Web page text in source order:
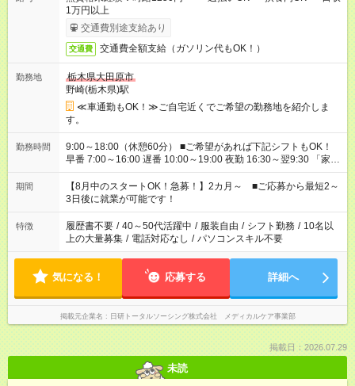
1万円以上
交通費別途支給あり
交通費 交通費全額支給（ガソリン代もOK！）
勤務地
栃木県大田原市
野崎(栃木県)駅
≪車通勤もOK！≫ご自宅近くでご希望の勤務地を紹介しま
す。
勤務時間
9:00～18:00（休憩60分） ■ご希望があれば下記シフトもOK！
早番 7:00～16:00 遅番 10:00～19:00 夜勤 16:30～翌9:30 「家族
と休みを合わせたい」 「余裕を持って夕飯の準備がしたい」
「できれば残業はしたくない」 など、ご希望を教えてください
ね。 ※Wワーク希望の方へ 今ご覧のお仕事で希望する勤務時間
と、もう1つのお仕事の勤務時間。 合計で週40時間を超える場
合は応募できません。
期間
【8月中のスタートOK！急募！】2カ月～ ■ご応募から最短2～
3日後に就業が可能です！
特徴 履歴書不要 / 40～50代活躍中 / 服装自由 / シフト勤務 / 10名以
上の大量募集 / 電話対応なし / パソコンスキル不要
気になる！ 応募する 詳細へ
掲載元企業名 日研トータルソーシング株式会社 メディカルケア事業部
掲載日：2026.07.29
未読